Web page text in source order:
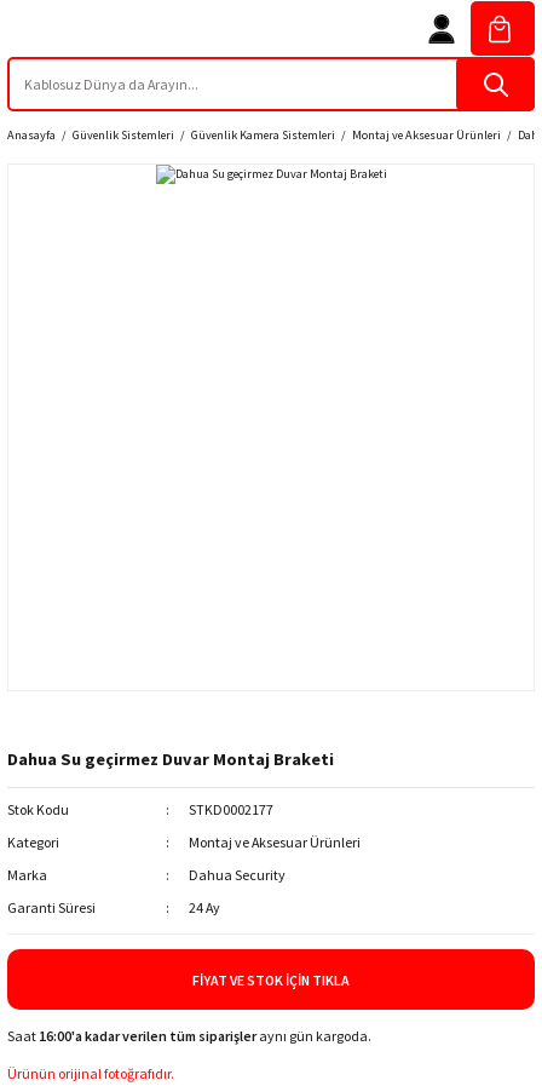
Anasayfa Güvenlik Sistemleri Güvenlik Kamera Sistemleri Montaj ve Aksesuar Ürünleri
Dahua Su geçirmez Duvar Montaj Braketi
Stok Kodu
STKD0002177
Kategori
Montaj ve Aksesuar Ürünleri
Marka
Dahua Security
Garanti Süresi
24 Ay
FIYAT VE STOK İÇIN TIKLA
Saat 16:00'a kadar verilen tüm siparişleraynı gün kargoda.
Ürünün orijinal fotoğrafıdır.